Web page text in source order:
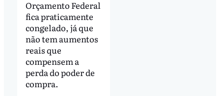
Orçamento Federal
fica praticamente
congelado, já que
não tem aumentos
reais que
compensem a
perda do poder de
compra.